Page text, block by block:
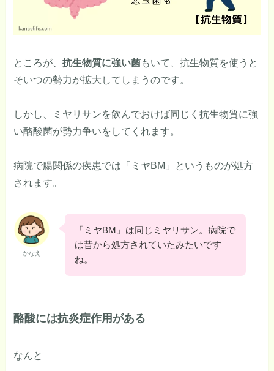
ところが、抗生物質に強い菌もいて、抗生物質を使うと
そいつの勢力が拡大してしまうのです。
しかし、ミヤリサンを飲んでおけば同じく抗生物質に強
い酪酸菌が勢力争いをしてくれます。
病院で腸関係の疾患では「ミヤBM」というものが処方
されます。
かなえ
「ミヤBM」は同じミヤリサン。病院で
は昔から処方されていたみたいです
ね。
酪酸には抗炎症作用がある
なんと